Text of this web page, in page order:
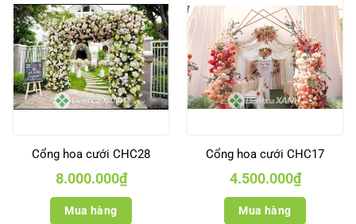
Cổng hoa cưới CHC28
8.000.000₫
Mua hàng
Cổng hoa cưới CHC17
4.500.000₫
Mua hàng